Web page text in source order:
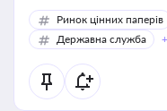
Ринок цінних паперів
Державна служба